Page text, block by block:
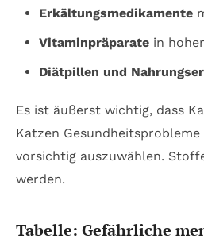
Erkältungsmedikamente
Vitaminpräparatein
Diätpillen und
Es ist äußerst wichtig, dass
Katzen
vorsichtig auszuwählen.
werden.
Tabelle: Gefährliche